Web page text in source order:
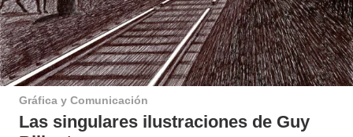
Gráfica y Comunicación
Las singulares ilustraciones de Guy